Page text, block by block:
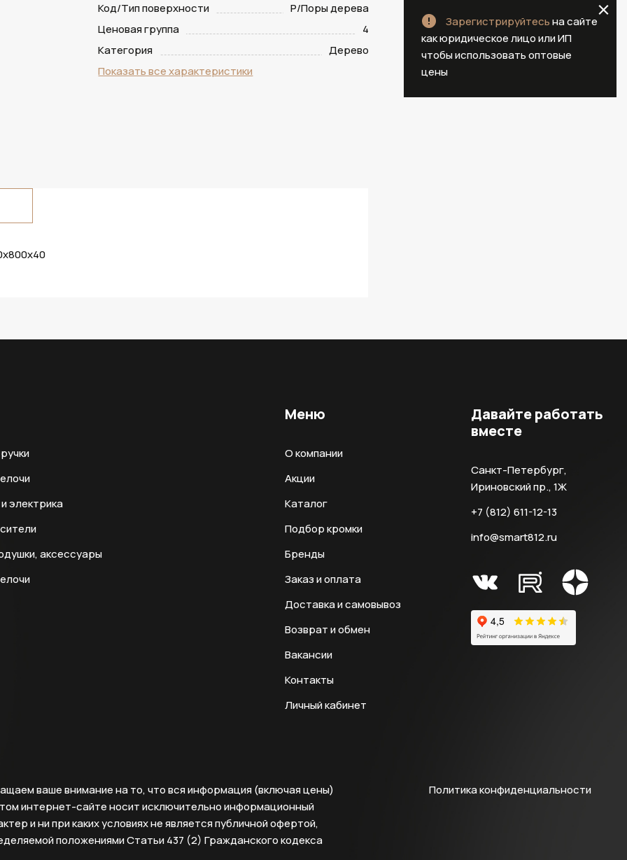
Код/Тип поверхности
P/Поры дерева
Ценовая группа
4
Категория
Дерево
Показать все характеристики
Зарегистрируйтесьна сайте
как юридическое лицо или ИП
чтобы использовать оптовые
цены
электрика
аксессуары
Меню
О компании
Акции
Каталог
Подбор кромки
Бренды
Заказ и оплата
Доставка и самовывоз
Возврат и обмен
Вакансии
Контакты
Личный кабинет
Давайте работать
вместе
Санкт-Петербург,
Ириновский пр., 1Ж
+7 (812) 611-12-13
info@smart812.ru
Политика конфиденциальности
ваше внимание на то, что вся информация (включая цены)
интернет-сайте носит исключительно информационный
и ни при каких условиях не является публичной офертой,
положениями Статьи 437 (2) Гражданского кодекса